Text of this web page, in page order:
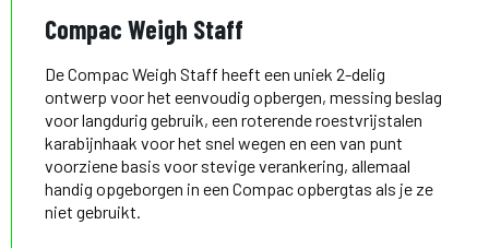
Compac Weigh Staff
De Compac Weigh Staff heeft een uniek 2-delig
ontwerp voor het eenvoudig opbergen, messing beslag
voor langdurig gebruik, een roterende roestvrijstalen
karabijnhaak voor het snel wegen en een van punt
voorziene basis voor stevige verankering, allemaal
handig opgeborgen in een Compac opbergtas als je ze
niet gebruikt.